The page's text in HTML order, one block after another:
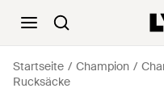
Startseite Champion
Rucksäcke